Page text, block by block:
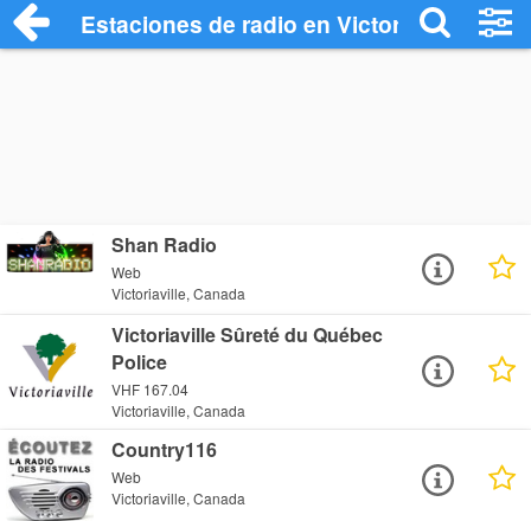
Estaciones de radio en Victoriaville -
Shan Radio
Web
Victoriaville, Canada
Victoriaville Sûreté du Québec
Police
VHF 167.04
Victoriaville, Canada
Country116
Web
Victoriaville, Canada